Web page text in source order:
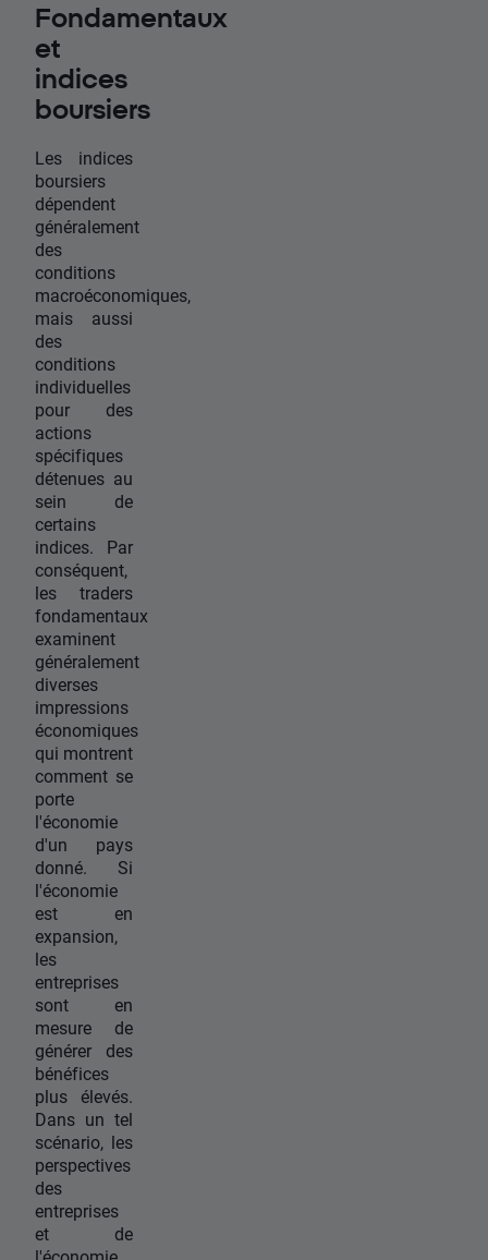
Fondamentaux
et
indices
boursiers
Les indices
boursiers
dépendent
généralement
des
conditions
macroéconomiques,
mais aussi
des
conditions
individuelles
pour des
actions
spécifiques
détenues au
sein de
certains
indices. Par
conséquent,
les traders
fondamentaux
examinent
généralement
diverses
impressions
économiques
qui montrent
comment se
porte
l'économie
d'un pays
donné. Si
l'économie
est en
expansion,
les
entreprises
sont en
mesure de
générer des
bénéfices
plus élevés.
Dans un tel
scénario, les
perspectives
des
entreprises
et de